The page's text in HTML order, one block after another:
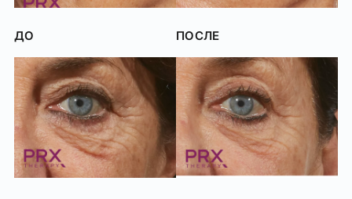
ПРИМЕР
ДО ПОСЛЕ